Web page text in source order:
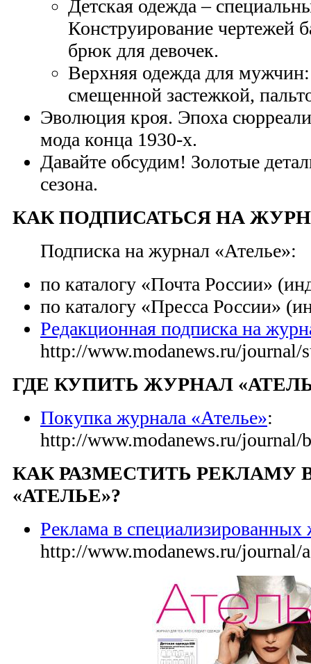
Детская одежда –
Конструирование чертежей
брюк для девочек.
Верхняя одежда для мужчин:
смещенной застежкой,
Эволюция кроя. Эпоха
мода конца 1930-х.
Давайте обсудим! Золотые
сезона.
КАК ПОДПИСАТЬСЯ НА
Подписка на журнал «Ателье»:
по каталогу «Почта России»
по каталогу «Пресса России»
Редакционная подписка на
http://www.modanews.ru/journal/
ГДЕ КУПИТЬ ЖУРНАЛ
Покупка журнала «Ателье»:
http://www.modanews.ru/journal/
КАК РАЗМЕСТИТЬ РЕКЛАМУ
«АТЕЛЬЕ»?
Реклама в специализированных
http://www.modanews.ru/journal/